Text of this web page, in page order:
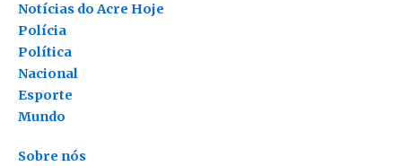
Notícias do Acre Hoje
Polícia
Política
Nacional
Esporte
Mundo
Sobre nós